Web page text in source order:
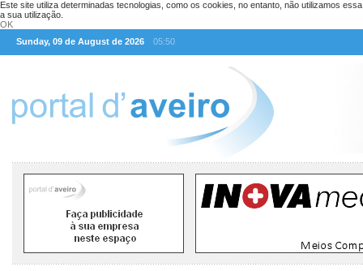
Este site utiliza determinadas tecnologias, como os cookies, no entanto, não utilizamos
a sua utilização.
OK
Sunday, 09 de August de 2026
05:50